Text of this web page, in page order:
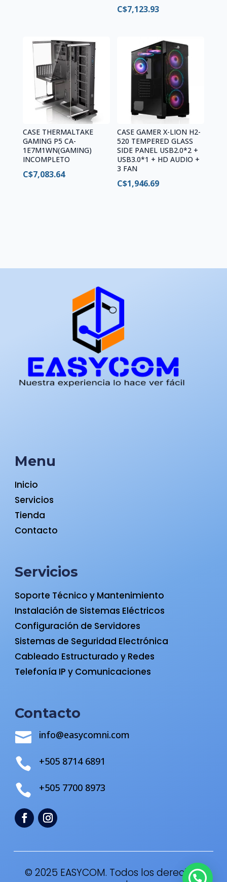
C$7,123.93
CASE THERMALTAKE
GAMING P5 CA-
1E7M1WN(GAMING)
INCOMPLETO
C$7,083.64
CASE GAMER X-LION H2-
520 TEMPERED GLASS
SIDE PANEL USB2.0*2 +
USB3.0*1 + HD AUDIO +
3 FAN
C$1,946.69
Menu
Inicio
Servicios
Tienda
Contacto
Servicios
Soporte Técnico y Mantenimiento
Instalación de Sistemas Eléctricos
Configuración de Servidores
Sistemas de Seguridad Electrónica
Cableado Estructurado y Redes
Telefonía IP y Comunicaciones
Contacto
 info@easycomni.com
 +505 8714 6891
 +505 7700 8973
© 2025 EASYCOM. Todos los derechos